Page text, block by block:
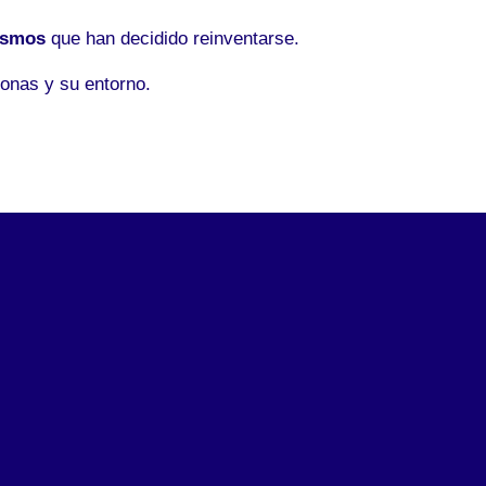
que han decidido reinventarse.
y su entorno.